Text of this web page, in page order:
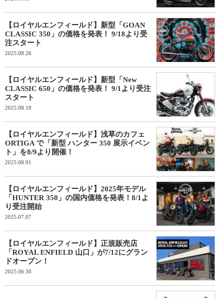
【ロイヤルエンフィールド】新型「GOAN
CLASSIC 350」の価格を発表！ 9/18より受
注スタート
2025.08.26
【ロイヤルエンフィールド】新型「New
CLASSIC 650」の価格を発表！ 9/1より受注
スタート
2025.08.18
【ロイヤルエンフィールド】浅草のカフェ
ORTIGA で「新型 ハンター 350 展示イベン
ト」を8/9より開催！
2025.08.01
【ロイヤルエンフィールド】2025年モデル
「HUNTER 350」の国内価格を発表！8/1よ
り受注開始
2025.07.07
【ロイヤルエンフィールド】正規販売店
「ROYAL ENFIELD 山口」が7/12にグラン
ドオープン！
2025.06.30